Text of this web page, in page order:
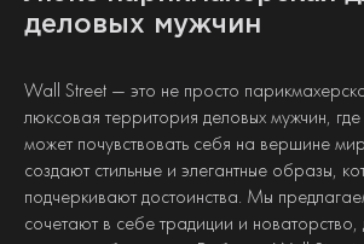
деловых мужчин
Wall Street — это не просто
люксовая территория деловых мужчин, где
может почувствовать себя на вершине
создают стильные и элегантные образы,
подчеркивают достоинства. Мы
сочетают в себе традиции и новаторство,